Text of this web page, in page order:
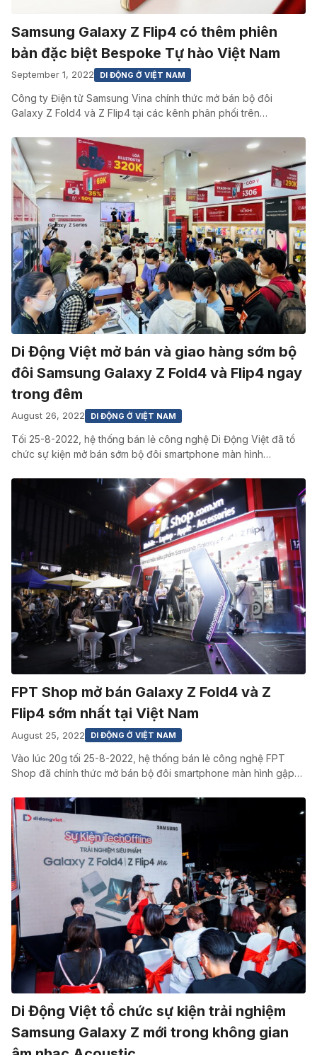
Samsung Galaxy Z Flip4 có thêm phiên
bản đặc biệt Bespoke Tự hào Việt Nam
September 1, 2022 DI ĐỘNG Ở VIỆT NAM
Công ty Điện tử Samsung Vina chính thức mở bán bộ đôi
Galaxy Z Fold4 và Z Flip4 tại các kênh phân phối trên…
Di Động Việt mở bán và giao hàng sớm bộ
đôi Samsung Galaxy Z Fold4 và Flip4 ngay
trong đêm
August 26, 2022 DI ĐỘNG Ở VIỆT NAM
Tối 25-8-2022, hệ thống bán lẻ công nghệ Di Động Việt đã tổ
chức sự kiện mở bán sớm bộ đôi smartphone màn hình…
FPT Shop mở bán Galaxy Z Fold4 và Z
Flip4 sớm nhất tại Việt Nam
August 25, 2022 DI ĐỘNG Ở VIỆT NAM
Vào lúc 20g tối 25-8-2022, hệ thống bán lẻ công nghệ FPT
Shop đã chính thức mở bán bộ đôi smartphone màn hình gập…
Di Động Việt tổ chức sự kiện trải nghiệm
Samsung Galaxy Z mới trong không gian